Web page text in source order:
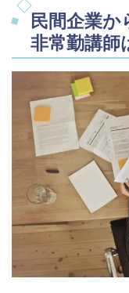
民間企業か
非常勤講師